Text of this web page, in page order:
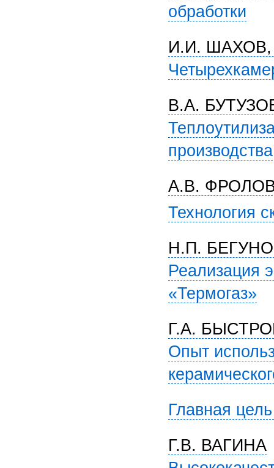
обработки
И.И.
В.А.
производства
А.В.
Технология
Н.П.
Реализация
«Термогаз»
Г.А.
Опыт
Главная
Г.В. ВАГИНА